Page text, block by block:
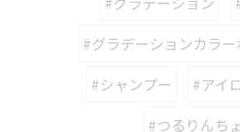
#グラデーションカラー
#シャンプー
#アイ
#つるりんちょ